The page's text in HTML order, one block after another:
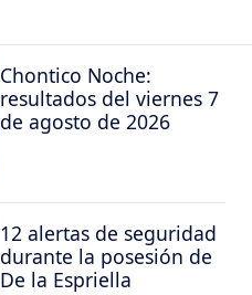
Chontico Noche:
resultados del viernes 7
de agosto de 2026
12 alertas de seguridad
durante la posesión de
De la Espriella